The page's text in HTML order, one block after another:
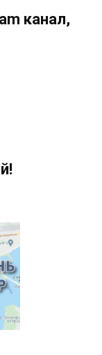
канал,